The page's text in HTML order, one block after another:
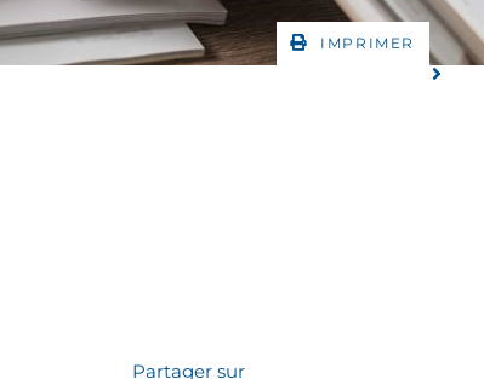
IMPRIMER